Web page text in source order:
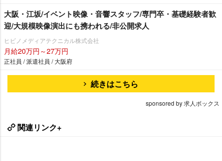
大阪・江坂/イベント映像・音響スタッフ/専門卒・基礎経験者歓
迎/大規模映像演出にも携われる/非公開求人
ヒビノメディアテクニカル株式会社
月給20万円～27万円
正社員 / 派遣社員 / 大阪府
続きはこちら
sponsored by 求人ボックス
関連リンク+